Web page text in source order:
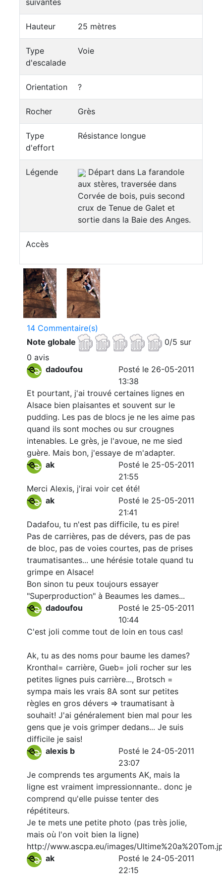
suivantes
Hauteur 25 mètres
Type
d'escalade
Voie
Orientation ?
Rocher Grès
Type
d'effort
Résistance longue
Légende
Départ dans La farandole
aux stères, traversée dans
Corvée de bois, puis second
crux de Tenue de Galet et
sortie dans la Baie des Anges.
Accès
14 Commentaire(s)
Note globale
0/5 sur
0 avis
dadoufou
Posté le 26-05-2011
13:38
Et pourtant, j'ai trouvé certaines lignes en
Alsace bien plaisantes et souvent sur le
pudding. Les pas de blocs je ne les aime pas
quand ils sont moches ou sur crougnes
intenables. Le grès, je l'avoue, ne me sied
guère. Mais bon, j'essaye de m'adapter.
ak
Posté le 25-05-2011
21:55
Merci Alexis, j'irai voir cet été!
ak
Posté le 25-05-2011
21:41
Dadafou, tu n'est pas difficile, tu es pire!
Pas de carrières, pas de dévers, pas de pas
de bloc, pas de voies courtes, pas de prises
traumatisantes... une hérésie totale quand tu
grimpe en Alsace!
Bon sinon tu peux toujours essayer
"Superproduction" à Beaumes les dames...
dadoufou
Posté le 25-05-2011
10:44
C'est joli comme tout de loin en tous cas!
Ak, tu as des noms pour baume les dames?
Kronthal= carrière, Gueb= joli rocher sur les
petites lignes puis carrière..., Brotsch =
sympa mais les vrais 8A sont sur petites
règles en gros dévers => traumatisant à
souhait! J'ai généralement bien mal pour les
gens que je vois grimper dedans... Je suis
difficile je sais!
alexis b
Posté le 24-05-2011
23:07
Je comprends tes arguments AK, mais la
ligne est vraiment impressionnante.. donc je
comprend qu'elle puisse tenter des
répétiteurs.
Je te mets une petite photo (pas très jolie,
mais où l'on voit bien la ligne)
http://www.ascpa.eu/images/
ak
Posté le 24-05-2011
22:15